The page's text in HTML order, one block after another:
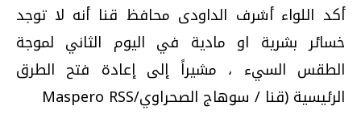
أكد اللواء أشرف الداودى محافظ قنا أنه لا توجد
خسائر بشرية او مادية في اليوم الثاني لموجة
الطقس السيء ، مشيراً إلى إعادة فتح الطرق
الرئيسية (قنا / سوهاج الصحراوي/Maspero RSS